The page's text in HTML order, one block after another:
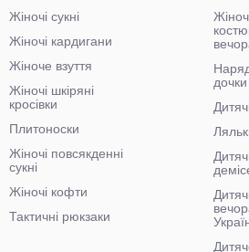
Жіночі сукні
Жіночі кардигани
Жіноче взуття
Жіночі шкіряні
кросівки
Плитоноски
Жіночі повсякденні
сукні
Жіночі кофти
Тактичні рюкзаки
дочки